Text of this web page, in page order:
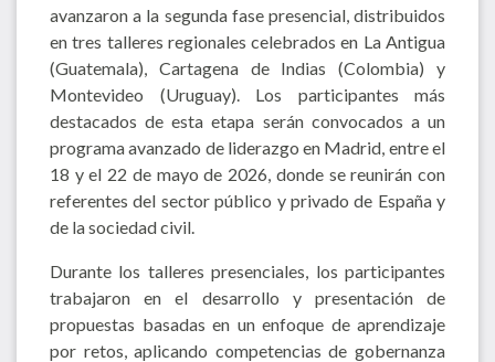
avanzaron a la segunda fase presencial, distribuidos
en tres talleres regionales celebrados en La Antigua
(Guatemala), Cartagena de Indias (Colombia) y
Montevideo (Uruguay). Los participantes más
destacados de esta etapa serán convocados a un
programa avanzado de liderazgo en Madrid, entre el
18 y el 22 de mayo de 2026, donde se reunirán con
referentes del sector público y privado de España y
de la sociedad civil.
Durante los talleres presenciales, los participantes
trabajaron en el desarrollo y presentación de
propuestas basadas en un enfoque de aprendizaje
por retos, aplicando competencias de gobernanza